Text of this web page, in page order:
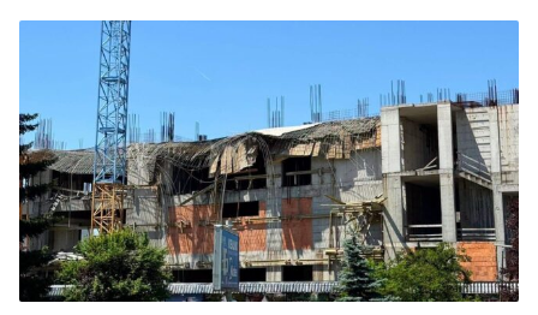
kakva je sudbina studenata koji su uložili godine i novac u
bezvrijedne indekse? Odlukom Kantonalnog suda u […]